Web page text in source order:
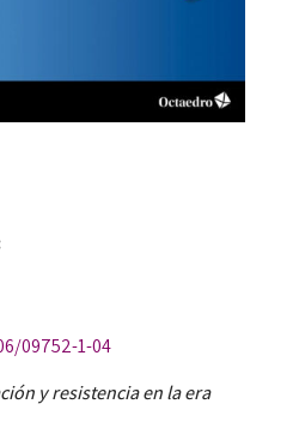
09752-1-04
y resistencia en la era